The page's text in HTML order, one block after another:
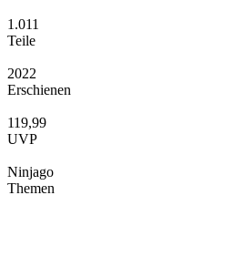
1.011
Teile
2022
Erschienen
119,99
UVP
Ninjago
Themen